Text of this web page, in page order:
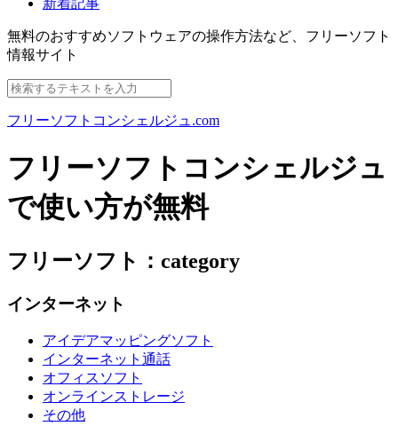
無料のおすすめソフトウェアの操作方法など、 フリーソフト
情報サイト
フリーソフトコンシェルジュ.com
フリーソフトコンシェルジュ
で使い方が無料
フリーソフト：category
インターネット
アイデアマッピングソフト
インターネット通話
オフィスソフト
オンラインストレージ
その他